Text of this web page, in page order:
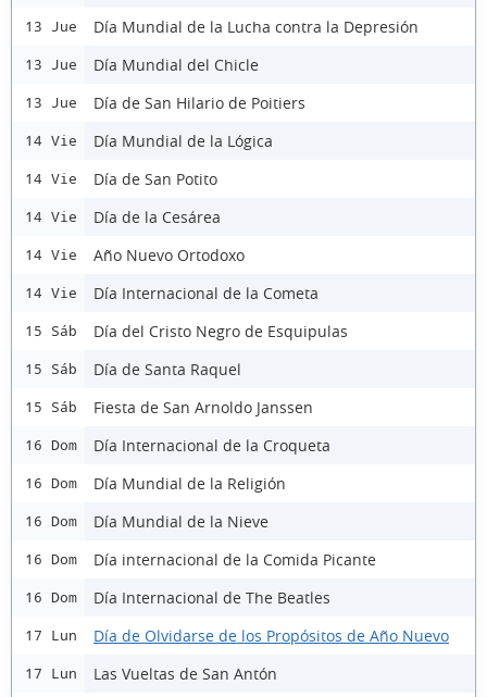
13 Jue Día Mundial de la Lucha contra la Depresión
13 Jue Día Mundial del Chicle
13 Jue Día de San Hilario de Poitiers
14 Vie Día Mundial de la Lógica
14 Vie Día de San Potito
14 Vie Día de la Cesárea
14 Vie Año Nuevo Ortodoxo
14 Vie Día Internacional de la Cometa
15 Sáb Día del Cristo Negro de Esquipulas
15 Sáb Día de Santa Raquel
15 Sáb Fiesta de San Arnoldo Janssen
16 Dom Día Internacional de la Croqueta
16 Dom Día Mundial de la Religión
16 Dom Día Mundial de la Nieve
16 Dom Día internacional de la Comida Picante
16 Dom Día Internacional de The Beatles
17 Lun Día de Olvidarse de los Propósitos de Año Nuevo
17 Lun Las Vueltas de San Antón